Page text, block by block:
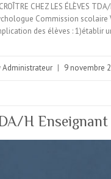
CHEZ LES ÉLÈVES
Commission scolaire
des élèves : 1)établir
Administrateur | 9 novembre
H